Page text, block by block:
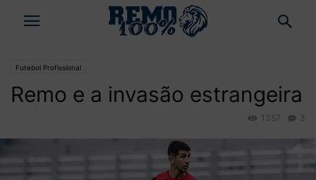
Futebol Profissional
Remo e a invasão estrangeira
3
1357